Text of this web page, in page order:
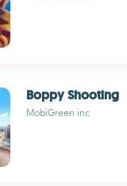
Boppy Shooting
MobiGreen inc